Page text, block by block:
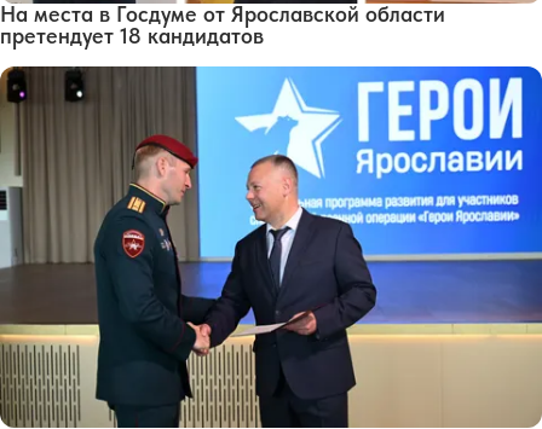
На места в Госдуме от Ярославской области
претендует 18 кандидатов